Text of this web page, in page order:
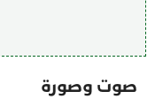
صوت وصورة